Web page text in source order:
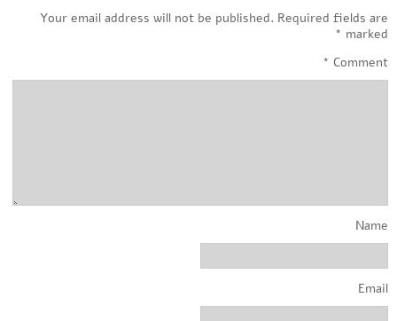
Your email address will not be published. Required fields are
marked
*
Comment
*
Name
Email